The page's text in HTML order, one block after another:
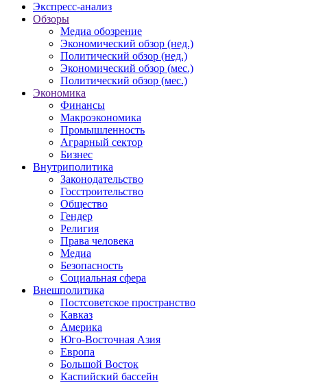
Экспресс-анализ
Обзоры
Медиа обозрение
Экономический обзор (нед.)
Политический обзор (нед.)
Экономический обзор (мес.)
Политический обзор (мес.)
Экономика
Финансы
Макроэкономика
Промышленность
Аграрный сектор
Бизнес
Внутриполитика
Законодательство
Госстроительство
Общество
Гендер
Религия
Права человека
Медиа
Безопасность
Социальная сфера
Внешполитика
Постсоветское пространство
Кавказ
Америка
Юго-Восточная Азия
Европа
Большой Восток
Каспийский бассейн